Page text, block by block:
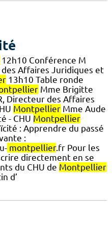
12h10 Conférence M
des Affaires Juridiques et
13h10 Table ronde
Mme Brigitte
Directeur des Affaires
Montpellier Mme Aude
- CHU Montpellier
: Apprendre du passé
:
montpellier.fr Pour les
directement en se
du CHU de Montpellier
d’